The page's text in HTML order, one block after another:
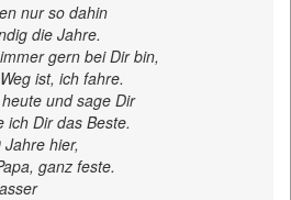
nur so dahin
die Jahre.
gern bei Dir bin,
ist, ich fahre.
und sage Dir
ich Dir das Beste.
hier,
ganz feste.